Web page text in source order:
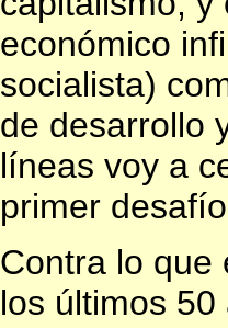
económico
socialista)
de desarrollo
líneas voy a
primer
Contra lo que
los últimos